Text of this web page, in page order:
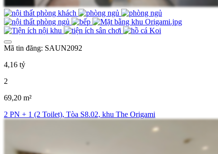
Mã tin đăng: SAUN2092
4,16 tỷ
2
69,20 m²
2 PN + 1 (2 Toilet), Tòa S8.02, khu The Origami